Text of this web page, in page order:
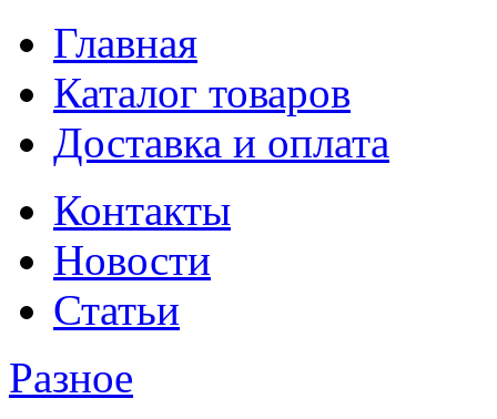
Главная
Каталог товаров
Доставка и оплата
Контакты
Новости
Статьи
Разное